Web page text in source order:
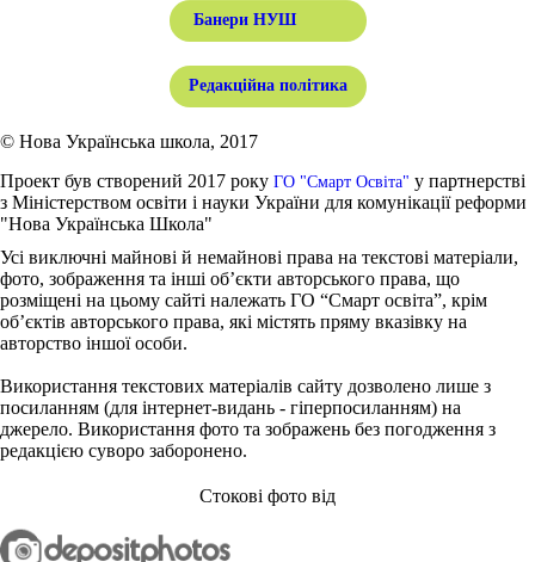
Банери НУШ
Редакційна політика
© Нова Українська школа, 2017
Проект був створений 2017 року ГО "Смарт Освіта" у партнерстві
з Міністерством освіти і науки України для комунікації реформи
"Нова Українська Школа"
Усі виключні майнові й немайнові права на текстові матеріали,
фото, зображення та інші об’єкти авторського права, що
розміщені на цьому сайті належать ГО “Смарт освіта”, крім
об’єктів авторського права, які містять пряму вказівку на
авторство іншої особи.
Використання текстових матеріалів сайту дозволено лише з
посиланням (для інтернет-видань - гіперпосиланням) на
джерело. Використання фото та зображень без погодження з
редакцією суворо заборонено.
Стокові фото від